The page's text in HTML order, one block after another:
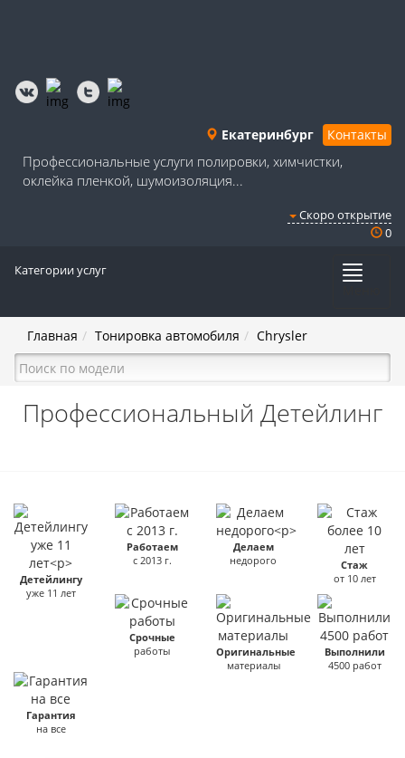
Екатеринбург Контакты
Профессиональные услуги полировки, химчистки,
оклейка пленкой, шумоизоляция...
Скоро открытие
0
Категории услуг
Главная Тонировка автомобиля Chrysler
Профессиональный Детейлинг
Детейлингу
уже 11 лет
Работаем
с 2013 г.
Делаем
недорого
Стаж
от 10 лет
Срочные
работы
Оригинальные
материалы
Выполнили
4500 работ
Гарантия
на все